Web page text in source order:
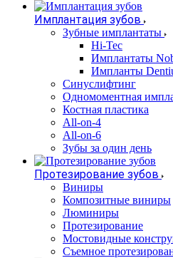
Имплантация зубов
Зубные имплантаты
Hi-Tec
Имплантаты
Импланты
Синуслифтинг
Одномоментная
Костная пластика
All-on-4
All-on-6
Зубы за один день
Протезирование зубов
Виниры
Композитные виниры
Люминиры
Протезирование
Мостовидные
Съемное